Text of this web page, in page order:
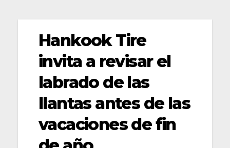
Hankook Tire
invita a revisar el
labrado de las
llantas antes de las
vacaciones de fin